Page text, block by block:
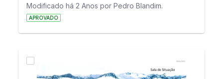
Modificado há 2 Anos por Pedro Blandim.
APROVADO